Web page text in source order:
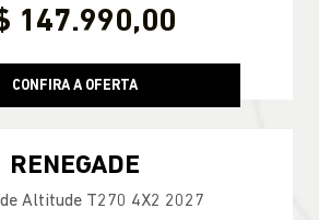
147.990,00
CONFIRA A OFERTA
RENEGADE
Altitude T270 4X2 2027